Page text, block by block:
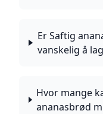
Er Saftig
vanskelig å
Hvor mange
ananasbrød